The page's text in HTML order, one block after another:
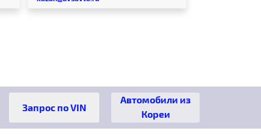
Автомобили из
Кореи